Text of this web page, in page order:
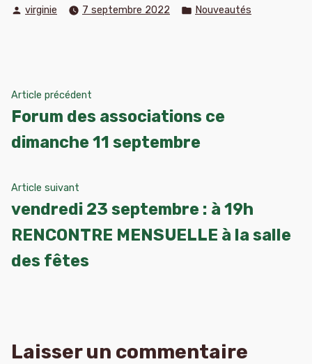
Publié
virginie 7 septembre 2022
Publié
Nouveautés
Navigation
de
Article précédent
précédent :
Forum des associations ce
dimanche 11 septembre
Article suivant
suivant
vendredi 23 septembre : à 19h
RENCONTRE MENSUELLE à la salle
des fêtes
Laisser un commentaire